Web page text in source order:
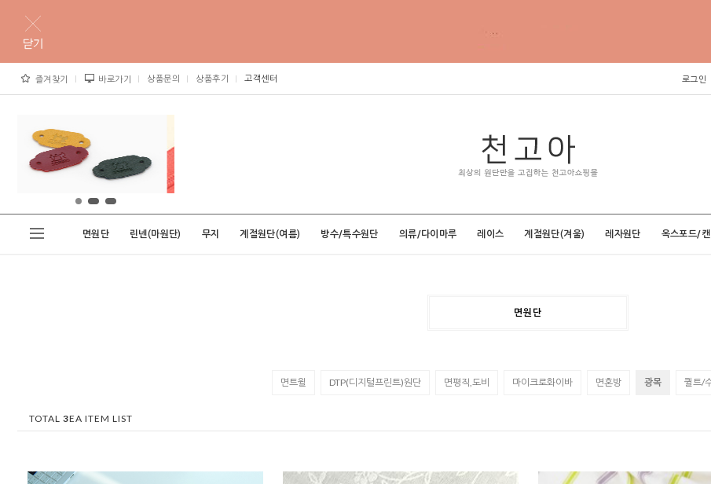
즐겨찾기 바로가기 상품문의 상품후기 고객센터 로그인
면원단 린넨(마원단) 무지 계절원단(여름) 방수/특수원단 의류/다이마루 레이스 계절원단(겨울) 레자원단 옥스포드/캔
면원단
면트윌 DTP(디지털프린트)원단 면평직,도비 마이크로화이바 면혼방 광목 퀼트/
TOTAL 3EA ITEM LIST